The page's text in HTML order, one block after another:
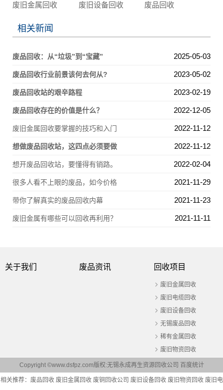
废旧金属回收 废旧设备回收 废品回收
相关新闻
废品回收：从“垃圾”到“宝藏” 2025-05-03
废品回收行业前景该何去何从? 2023-05-02
废品回收站的艰辛路程 2023-02-19
废品回收存在的价值是什么？ 2022-12-05
废旧金属回收要掌握的技巧和入门 2022-11-12
想做废品回收站，这四点必须要做 2022-11-12
想开废品回收站，要懂得有销路。 2022-02-04
很多人看不上眼的废品，如今价格 2021-11-29
带你了解真实的废品回收内幕 2021-11-23
废旧金属有哪些可以回收再利用？ 2021-11-11
关于我们 废品资讯 回收项目
废旧金属回收
废旧电缆回收
废旧设备回收
无锡废品回收
稀有金属回收
废旧物资回收
Copyright ©www.dsfpz.com版权:无锡永成再生资源回收公司 百度统计
相关推荐： 废品回收 废旧金属回收 废铜回收公司 废旧设备回收 废旧物资回收 废旧电